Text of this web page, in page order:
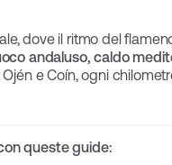
dove il ritmo del
andaluso, caldo
e Coín, ogni
queste guide: